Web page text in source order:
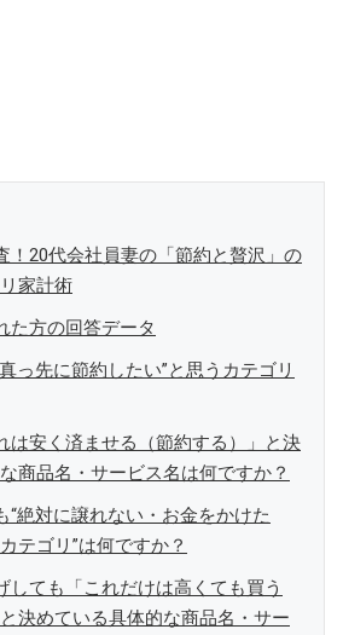
！20代会社員妻の「節約と贅沢」の
家計術
た方の回答データ
っ先に節約したい”と思うカテゴリ
は安く済ませる（節約する）」と決
商品名・サービス名は何ですか？
“絶対に譲れない・お金をかけた
テゴリ”は何ですか？
しても「これだけは高くても買う
と決めている具体的な商品名・サー